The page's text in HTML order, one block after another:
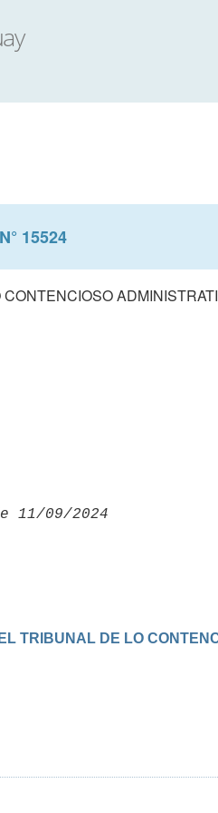
N° 15524
11/09/2024
TRIBUNAL DE LO